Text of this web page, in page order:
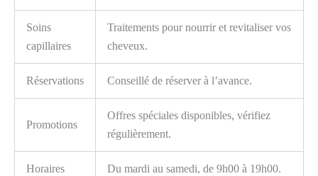
Soins
capillaires
Traitements pour nourrir et revitaliser vos
cheveux.
Réservations Conseillé de réserver à l’avance.
Promotions
Offres spéciales disponibles, vérifiez
régulièrement.
Horaires Du mardi au samedi, de 9h00 à 19h00.